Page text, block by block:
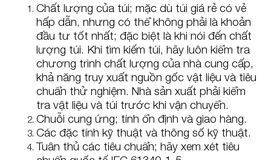
Chất lượng của túi; mặc dù túi giá rẻ có vẻ
hấp dẫn, nhưng có thể không phải là khoản
đầu tư tốt nhất; đặc biệt là khi nói đến chất
lượng túi. Khi tìm kiếm túi, hãy luôn kiểm tra
chương trình chất lượng của nhà cung cấp,
khả năng truy xuất nguồn gốc vật liệu và tiêu
chuẩn thử nghiệm. Nhà sản xuất phải kiểm
tra vật liệu và túi trước khi vận chuyển.
Chuỗi cung ứng; tính ổn định và giao hàng.
Các đặc tính kỹ thuật và thông số kỹ thuật.
Tuân thủ các tiêu chuẩn; hãy xem xét tiêu